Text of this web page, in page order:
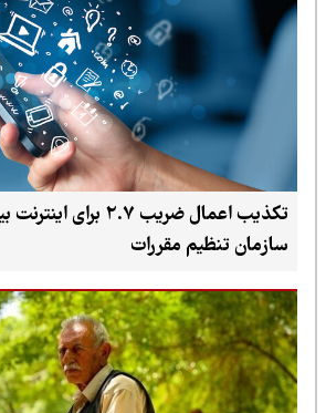
تکذیب اعمال ضریب ۲.۷ برای
سازمان تنظیم مقررات